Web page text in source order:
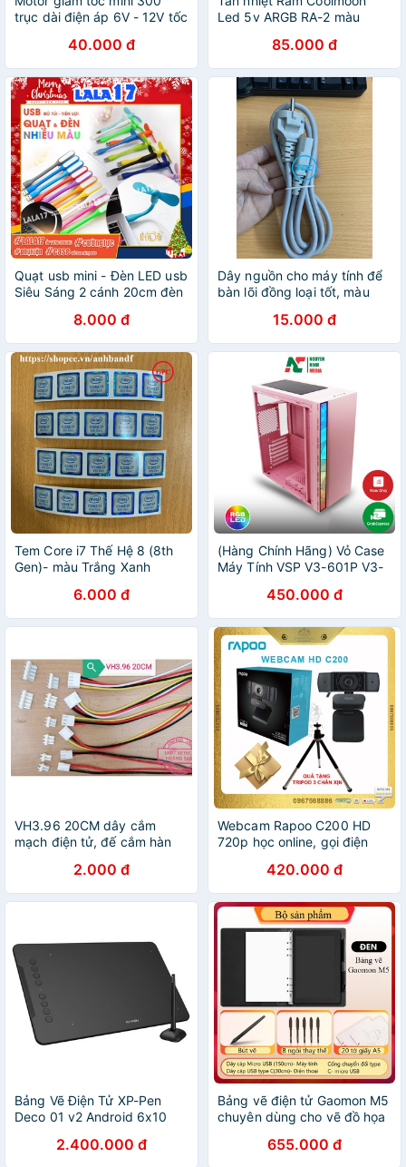
trục dài điện áp 6V - 12V tốc
40.000 đ
Led 5v ARGB RA-2 màu
Mainboard, Hub coolmoon
85.000 đ
Quạt usb mini - Đèn LED usb
Siêu Sáng 2 cánh 20cm đèn
thoại laptop màu đen trắng
đỏ xanh hồng
8.000 đ
Dây nguồn cho máy tính để
bàn lõi đồng loại tốt, màu
15.000 đ
Tem Core i7 Thế Hệ 8 (8th
Gen)- màu Trắng Xanh
6.000 đ
(Hàng Chính Hãng) Vỏ Case
Máy Tính VSP V3-601P V3-
450.000 đ
VH3.96 20CM dây cắm
mạch điện tử, đế cắm hàn
2.000 đ
Webcam Rapoo C200 HD
720p học online, gọi điện
tuyến, Live Stream Hàng
chính hãng, cắm là chạy
420.000 đ
Bảng Vẽ Điện Tử XP-Pen
Deco 01 v2 Android 6x10
2.400.000 đ
Bảng vẽ điện tử Gaomon M5
chuyên dùng cho vẽ đồ họa
655.000 đ